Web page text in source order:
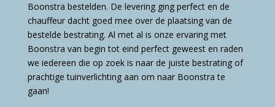
Boonstra bestelden. De levering ging perfect en de
chauffeur dacht goed mee over de plaatsing van de
bestelde bestrating. Al met al is onze ervaring met
Boonstra van begin tot eind perfect geweest en raden
we iedereen die op zoek is naar de juiste bestrating of
prachtige tuinverlichting aan om naar Boonstra te
gaan!